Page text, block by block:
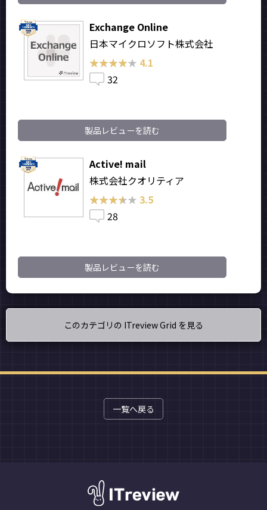
Exchange Online
日本マイクロソフト株式会社
★★★★★
★★★★★ 4.1
32
製品レビューを読む
Active! mail
株式会社クオリティア
★★★★★
★★★★★ 3.5
28
製品レビューを読む
このカテゴリの ITreview Grid を見る
一覧へ戻る